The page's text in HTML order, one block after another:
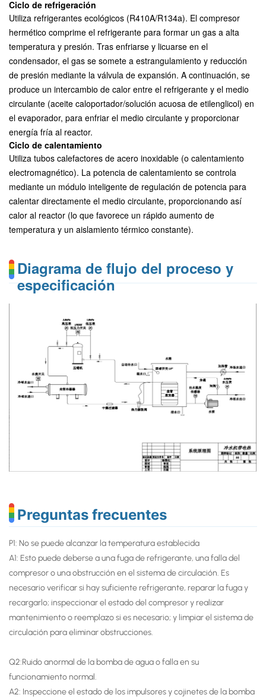
Ciclo de refrigeración
Utiliza refrigerantes ecológicos (R410A/R134a). El compresor
hermético comprime el refrigerante para formar un gas a alta
temperatura y presión. Tras enfriarse y licuarse en el
condensador, el gas se somete a estrangulamiento y reducción
de presión mediante la válvula de expansión. A continuación, se
produce un intercambio de calor entre el refrigerante y el medio
circulante (aceite caloportador/solución acuosa de etilenglicol) en
el evaporador, para enfriar el medio circulante y proporcionar
energía fría al reactor.
Ciclo de calentamiento
Utiliza tubos calefactores de acero inoxidable (o calentamiento
electromagnético). La potencia de calentamiento se controla
mediante un módulo inteligente de regulación de potencia para
calentar directamente el medio circulante, proporcionando así
calor al reactor (lo que favorece un rápido aumento de
temperatura y un aislamiento térmico constante).
Diagrama de flujo del proceso y
especificación
Preguntas frecuentes
P1: No se puede alcanzar la temperatura establecida
A1: Esto puede deberse a una fuga de refrigerante, una falla del
compresor o una obstrucción en el sistema de circulación. Es
necesario verificar si hay suficiente refrigerante, reparar la fuga y
recargarlo; inspeccionar el estado del compresor y realizar
mantenimiento o reemplazo si es necesario; y limpiar el sistema de
circulación para eliminar obstrucciones.
Q2:Ruido anormal de la bomba de agua o falla en su
funcionamiento normal.
A2: Inspeccione el estado de los impulsores y cojinetes de la bomba